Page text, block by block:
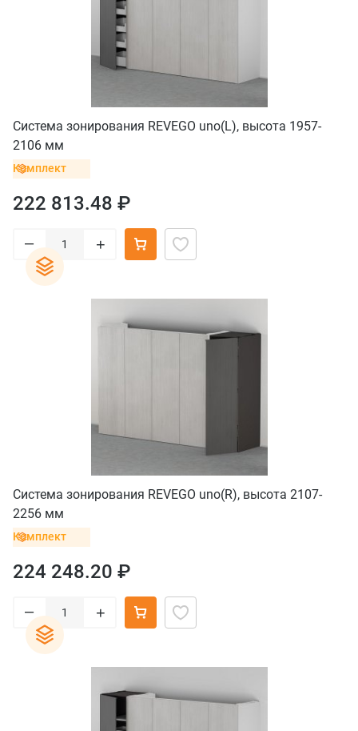
Система зонирования REVEGO uno(L), высота 1957-
2106 мм
Комплект
222 813.48 ₽
– +
Система зонирования REVEGO uno(R), высота 2107-
2256 мм
Комплект
224 248.20 ₽
– +